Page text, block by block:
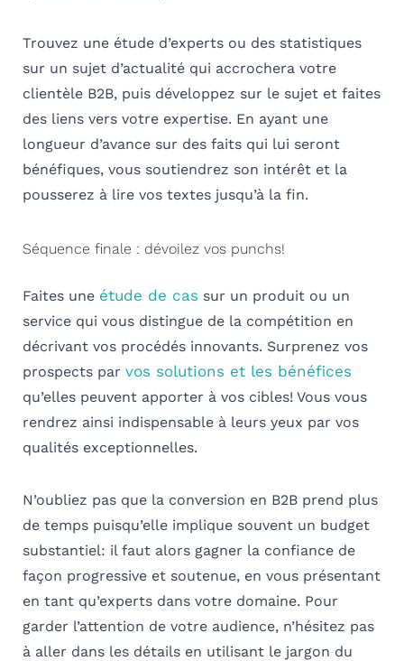
Trouvez une étude d’experts ou des statistiques
sur un sujet d’actualité qui accrochera votre
clientèle B2B, puis développez sur le sujet et faites
des liens vers votre expertise. En ayant une
longueur d’avance sur des faits qui lui seront
bénéfiques, vous soutiendrez son intérêt et la
pousserez à lire vos textes jusqu’à la fin.
Séquence finale : dévoilez vos punchs!
Faites une étude de cas sur un produit ou un
service qui vous distingue de la compétition en
décrivant vos procédés innovants. Surprenez vos
prospects par vos solutions et les bénéfices
qu’elles peuvent apporter à vos cibles! Vous vous
rendrez ainsi indispensable à leurs yeux par vos
qualités exceptionnelles.
N’oubliez pas que la conversion en B2B prend plus
de temps puisqu’elle implique souvent un budget
substantiel: il faut alors gagner la confiance de
façon progressive et soutenue, en vous présentant
en tant qu’experts dans votre domaine. Pour
garder l’attention de votre audience, n’hésitez pas
à aller dans les détails en utilisant le jargon du